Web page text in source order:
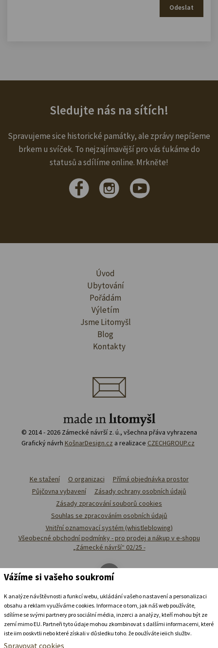
Odeslat
Sledujte nás na sítích!
Spravujeme sice historické památky, ale zprávy nepíšeme
brkem u svíček. To nejzajímavější pro vás ťukáme do
statusů a sdílíme online. Mrkněte!
Úvod
Ubytování
Pořádám
Výletím
Jsme Litomyšl
Blog
Kontakty
© 2014 - 2026 Zámecké návrší z. ú., všechna přáva vyhrazena
Grafický návrh KošnarDesign.cz a realizace CZECHGROUP.cz
Ke stažení O organizaci
Přímá objednávka prostor
Půjčovna vybavení
Zásady ochrany osobních údajů
Zásady zpracování souborů cookies
Souhlas se zpracováním osobních údajů
Vnitřní oznamovací systém (whistleblowing)
Všeobecné obchodní podmínky - pro prodej a nákup v e-shopu
„Zámecké návrší“ 02/25 -
Vážíme si vašeho soukromí
K analýze návštěvnosti a funkcí webu, ukládání vašeho nastavení a personalizaci
obsahu a reklam využíváme cookies. Informace o tom, jak náš web používáte,
sdílíme se svými partnery pro sociální média, inzerci a analýzy, kteří mohou být ze
zemí mimo EU. Partneři tyto údaje mohou zkombinovat s dalšími informacemi, které
jste jim poskytli nebo které získali v důsledku toho, že používáte jejich služby.
Podrobné informace
Spravovat cookies